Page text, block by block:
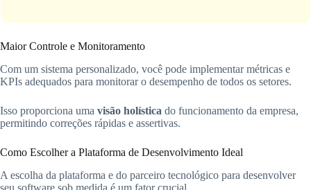
Maior Controle e Monitoramento
Com um sistema personalizado, você pode implementar métricas e
KPIs adequados para monitorar o desempenho de todos os setores.
Isso proporciona uma visão holística do funcionamento da empresa,
permitindo correções rápidas e assertivas.
Como Escolher a Plataforma de Desenvolvimento Ideal
A escolha da plataforma e do parceiro tecnológico para desenvolver
seu software sob medida é um fator crucial.